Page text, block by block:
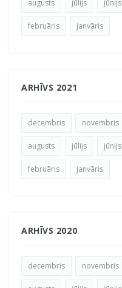
augusts jūlijs jūnijs
februāris janvāris
ARHĪVS 2021
decembris novembris
augusts jūlijs jūnijs
februāris janvāris
ARHĪVS 2020
decembris novembris